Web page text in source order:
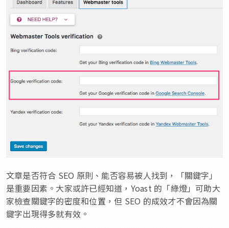
文章是否符合 SEO 原則、能否容易被人找到，「關鍵字」
是重要因素。大家或許已經知道，Yoast 的「綠燈」可助大
家檢查關鍵字的密度和位置，但 SEO 的成效才不會因為關
鍵字出現得多就有效。